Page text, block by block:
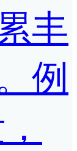
丰
例